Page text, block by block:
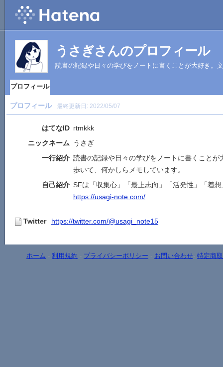
うさぎさんのプロフィール
読書の記録や日々の学びをノートに書くことが大好き。
プロフィール
プロフィール 最終更新日: 2022/05/07
はてなID rtmkkk
ニックネーム うさぎ
一行紹介 読書の記録や日々の学びをノートに書くこと
歩いて、何かしらメモしています。
自己紹介 SFは「収集心」「最上志向」「活発性」「着
https://usagi-note.com/
Twitter https://twitter.com/@usagi_note15
ホーム - 利用規約 - プライバシーポリシー - お問い合わせ- 特定商